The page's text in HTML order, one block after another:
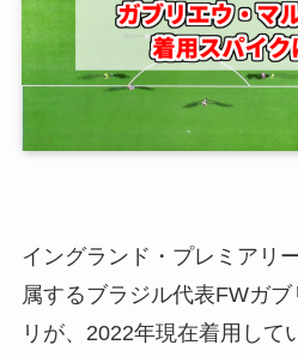
イングランド・プレミアリ
属するブラジル代表FWガ
リが、2022年現在着用して